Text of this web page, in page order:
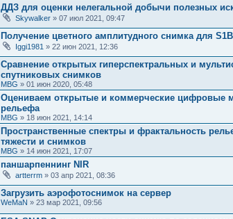
ДДЗ для оценки нелегальной добычи полезных
Skywalker » 07 июл 2021, 09:47
Получение цветного амплитудного снимка для S1B
Iggi1981 » 22 июн 2021, 12:36
Сравнение открытых гиперспектральных и
спутниковых снимков
MBG » 01 июн 2020, 05:48
Оцениваем открытые и коммерческие цифровые
рельефа
MBG » 18 июн 2021, 14:14
Пространственные спектры и фрактальность
тяжести и снимков
MBG » 14 июн 2021, 17:07
паншарпеннинг NIR
artterrm » 03 апр 2021, 08:36
Загрузить аэрофотоснимок на сервер
WeMaN » 23 мар 2021, 09:56